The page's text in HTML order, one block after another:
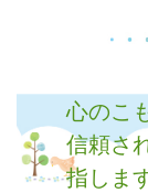
心のこ
信頼さ
指しま